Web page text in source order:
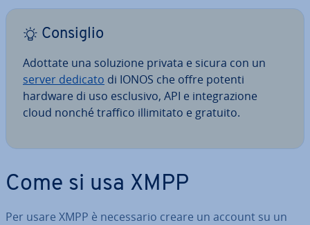
Consiglio
Adottate una soluzione privata e sicura con un
server dedicato di IONOS che offre potenti
hardware di uso esclusivo, API e in­te­gra­zio­ne
cloud nonché traffico il­li­mi­ta­to e gratuito.
Come si usa XMPP
Per usare XMPP è ne­ces­sa­rio creare un account su un